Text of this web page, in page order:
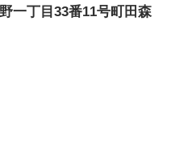
一丁目33番11号町田森